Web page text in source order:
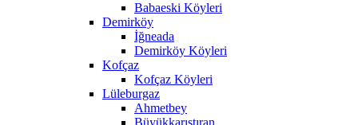
Babaeski Köyleri
Demirköy
İğneada
Demirköy Köyleri
Kofçaz
Kofçaz Köyleri
Lüleburgaz
Ahmetbey
Büyükkarıştıran